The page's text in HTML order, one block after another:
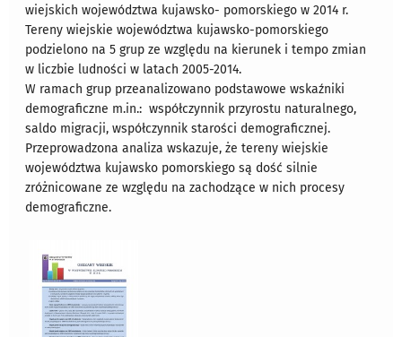
wiejskich województwa kujawsko- pomorskiego w 2014 r.
Tereny wiejskie województwa kujawsko-pomorskiego
podzielono na 5 grup ze względu na kierunek i tempo zmian
w liczbie ludności w latach 2005-2014.
W ramach grup przeanalizowano podstawowe wskaźniki
demograficzne m.in.: współczynnik przyrostu naturalnego,
saldo migracji, współczynnik starości demograficznej.
Przeprowadzona analiza wskazuje, że tereny wiejskie
województwa kujawsko pomorskiego są dość silnie
zróżnicowane ze względu na zachodzące w nich procesy
demograficzne.